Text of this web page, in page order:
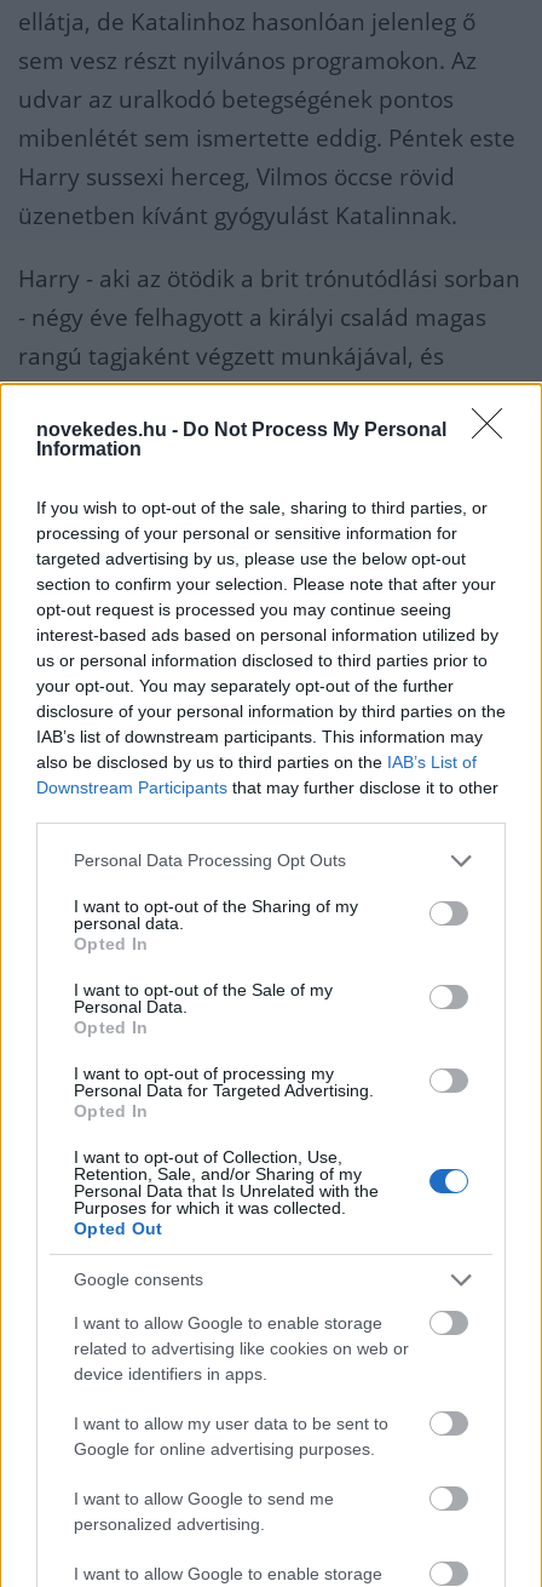
novekedes.hu - Do Not Process My Personal
Information
If you wish to opt-out of the sale, sharing to third parties, or
processing of your personal or sensitive information for
targeted advertising by us, please use the below opt-out
section to confirm your selection. Please note that after your
opt-out request is processed you may continue seeing
interest-based ads based on personal information utilized by
us or personal information disclosed to third parties prior to
your opt-out. You may separately opt-out of the further
disclosure of your personal information by third parties on the
IAB’s list of downstream participants. This information may
also be disclosed by us to third parties on the IAB’s List of
Downstream Participants that may further disclose it to other
Please note that this website/app uses one or more Google
not limited to your visit or usage behaviour. You may click to
grant or deny consent to Google and its third-party tags to
use your data for below specified purposes in below Google
consent section.
Personal Data Processing Opt Outs
I want to opt-out of the Sharing of my
personal data.
Opted In
I want to opt-out of the Sale of my
Personal Data.
Opted In
I want to opt-out of processing my
Personal Data for Targeted Advertising.
Opted In
I want to opt-out of Collection, Use,
Retention, Sale, and/or Sharing of my
Personal Data that Is Unrelated with the
Purposes for which it was collected.
Opted Out
Google consents
I want to allow Google to enable storage
related to advertising like cookies on web or
device identifiers in apps.
I want to allow my user data to be sent to
Google for online advertising purposes.
I want to allow Google to send me
personalized advertising.
I want to allow Google to enable storage
ellátja, de Katalinhoz hasonlóan jelenleg ő
sem vesz részt nyilvános programokon. Az
udvar az uralkodó betegségének pontos
mibenlétét sem ismertette eddig. Péntek este
Harry sussexi herceg, Vilmos öccse rövid
üzenetben kívánt gyógyulást Katalinnak.
Harry - aki az ötödik a brit trónutódlási sorban
- négy éve felhagyott a királyi család magas
rangú tagjaként végzett munkájával, és
amerikai feleségével, Meghan hercegnővel
együtt Kaliforniába költözött.
A sussexi herceg viszonya azóta is feszült a
család többi tagjával, mindenekelőtt Vilmossal
és Katalinnal, és a helyzeten csak rontott a
Harry által tavaly megjelentetett, a királyi
család életéről kényes részleteket feltáró
könyv.
EGYESÜLT KIRÁLYSÁG BETEGSÉG
KIRÁLYI CSALÁD
Hitelfordulat 2026: elzárja a pénzcsapot az